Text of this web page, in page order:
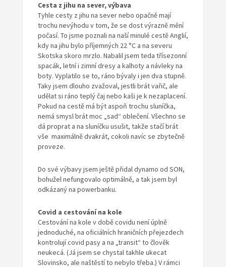
Cesta z jihu na sever, výbava
Tyhle cesty z jihu na sever nebo opačně mají
trochu nevýhodu v tom, že se dost výrazně mění
počasí. To jsme poznali na naší minulé cestě Anglií,
kdy na jihu bylo příjemných 22 °C a na severu
Skotska skoro mrzlo. Nabalil jsem teda třísezonní
spacák, letní i zimní dresy a kalhoty a návleky na
boty. Vyplatilo se to, ráno bývaly i jen dva stupně.
Taky jsem dlouho zvažoval, jestli brát vařič, ale
udělat si ráno teplý čaj nebo kaši je k nezaplacení.
Pokud na cestě má být aspoň trochu sluníčka,
nemá smysl brát moc „sad“ oblečení. Všechno se
dá proprat a na sluníčku usušit, takže stačí brát
vše maximálně dvakrát, cokoli navíc se zbytečně
proveze.
Do své výbavy jsem ještě přidal dynamo od SON,
bohužel nefungovalo optimálně, a tak jsem byl
odkázaný na powerbanku.
Covid a cestování na kole
Cestování na kole v době covidu není úplně
jednoduché, na oficiálních hraničních přejezdech
kontrolují covid pasy a na „transit“ to člověk
neukecá. (Já jsem se chystal takhle ukecat
Slovinsko, ale naštěstí to nebylo třeba.) V rámci